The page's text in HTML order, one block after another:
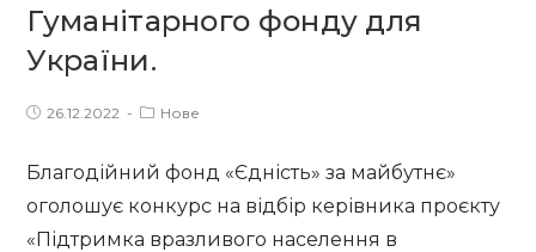
Гуманітарного фонду для
України.
Post26.12.2022
PostНове
Благодійний фонд «Єдність» за майбутнє»
оголошує конкурс на відбір керівника проєкту
«Підтримка вразливого населення в